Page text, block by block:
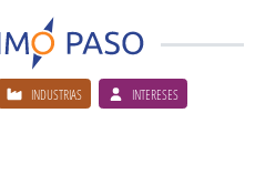
INDUSTRIAS INTERESES